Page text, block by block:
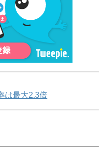
は最大2.3倍